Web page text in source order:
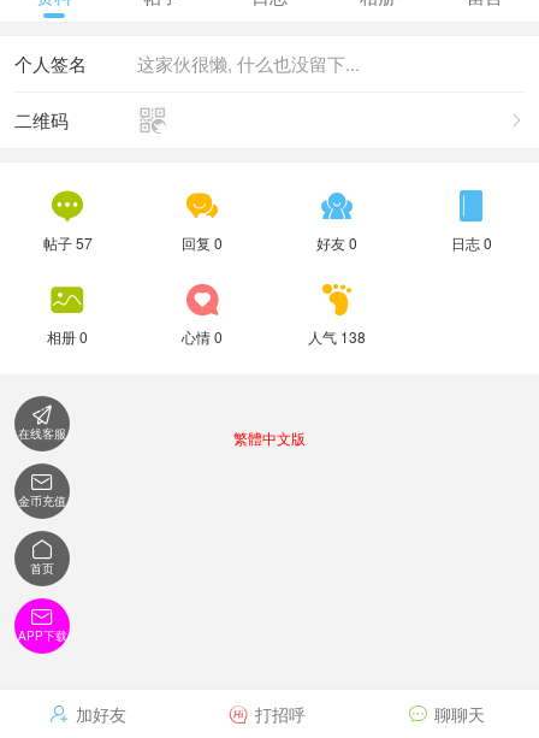
这家伙很懒, 什么也没留下...
个人签名


二维码

帖子 57

回复 0

好友 0

日志 0

相册 0

心情 0

人气 138
 加好友  打招呼  聊聊天
繁體中文版

在线客服

金币充值

首页

APP下载